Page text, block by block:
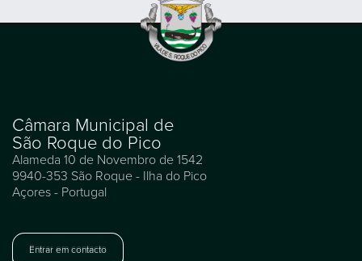
Câmara Municipal de
São Roque do Pico
Alameda 10 de Novembro de 1542
9940-353 São Roque - Ilha do Pico
Açores - Portugal
Entrar em contacto